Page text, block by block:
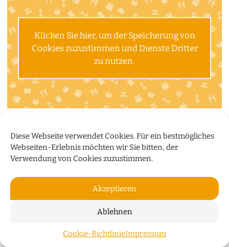
Diese Webseite verwendet Cookies. Für ein bestmögliches
Webseiten-Erlebnis möchten wir Sie bitten, der
Verwendung von Cookies zuzustimmen.
Akzeptieren
Ablehnen
Cookie-RichtlinieImpressum
Klicken Sie hier, um der Speicherung von
Cookies zuzustimmen und Dienste Dritter
zu nutzen.